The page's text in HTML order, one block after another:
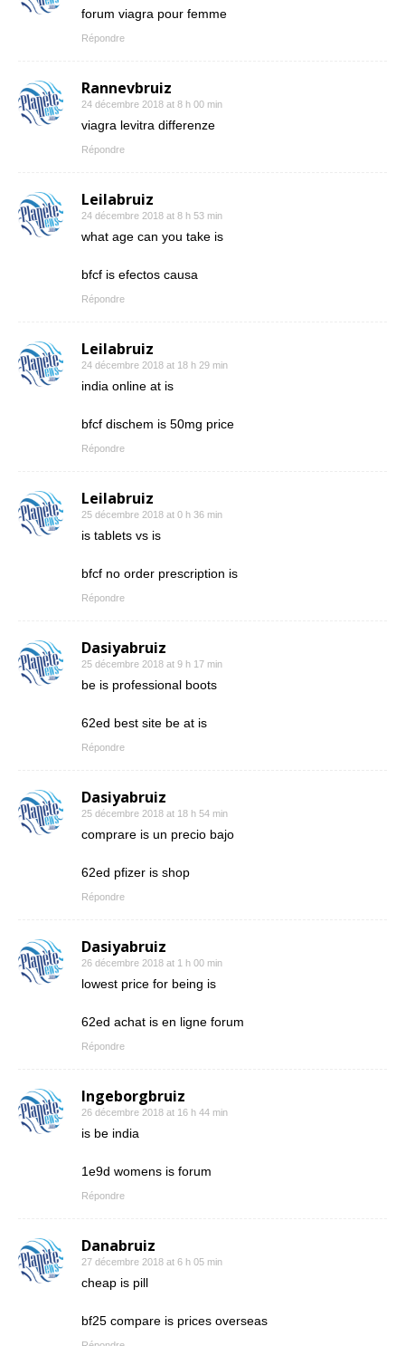
forum viagra pour femme
Répondre
Rannevbruiz
24 décembre 2018 at 8 h 00 min
viagra levitra differenze
Répondre
Leilabruiz
24 décembre 2018 at 8 h 53 min
what age can you take is
bfcf is efectos causa
Répondre
Leilabruiz
24 décembre 2018 at 18 h 29 min
india online at is
bfcf dischem is 50mg price
Répondre
Leilabruiz
25 décembre 2018 at 0 h 36 min
is tablets vs is
bfcf no order prescription is
Répondre
Dasiyabruiz
25 décembre 2018 at 9 h 17 min
be is professional boots
62ed best site be at is
Répondre
Dasiyabruiz
25 décembre 2018 at 18 h 54 min
comprare is un precio bajo
62ed pfizer is shop
Répondre
Dasiyabruiz
26 décembre 2018 at 1 h 00 min
lowest price for being is
62ed achat is en ligne forum
Répondre
Ingeborgbruiz
26 décembre 2018 at 16 h 44 min
is be india
1e9d womens is forum
Répondre
Danabruiz
27 décembre 2018 at 6 h 05 min
cheap is pill
bf25 compare is prices overseas